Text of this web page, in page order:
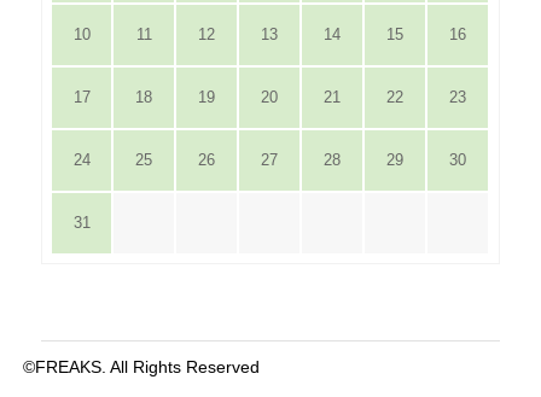
10 11 12 13 14 15 16
17 18 19 20 21 22 23
24 25 26 27 28 29 30
31
©FREAKS. All Rights Reserved